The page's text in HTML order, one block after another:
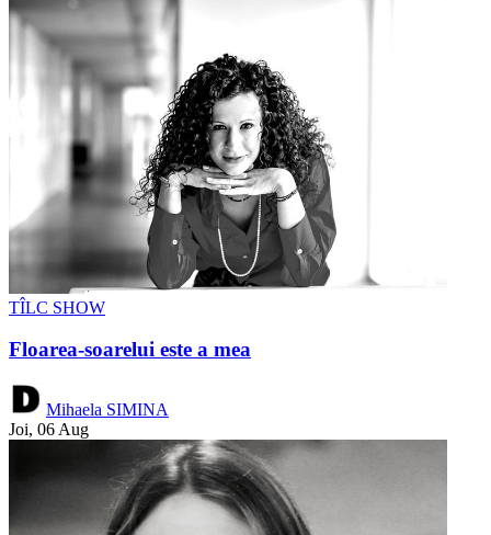
TÎLC SHOW
Floarea-soarelui este a mea
Mihaela SIMINA
Joi, 06 Aug